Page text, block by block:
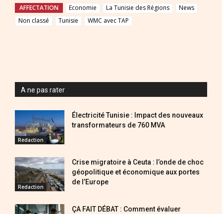
AFFECTATION
Economie La Tunisie des Régions
News
Non classé
Tunisie WMC avec TAP
A ne pas rater
Redaction
Électricité Tunisie : Impact des nouveaux
transformateurs de 760 MVA
Redaction
Crise migratoire à Ceuta : l’onde de choc
géopolitique et économique aux portes
de l’Europe
ÇA FAIT DÉBAT : Comment évaluer